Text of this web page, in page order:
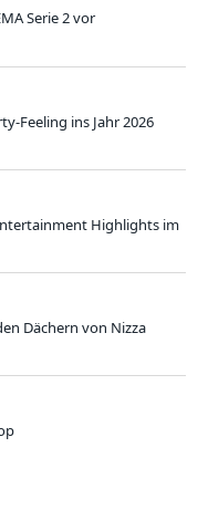
Serie 2 vor
Feeling ins Jahr 2026
Highlights im
Dächern von Nizza